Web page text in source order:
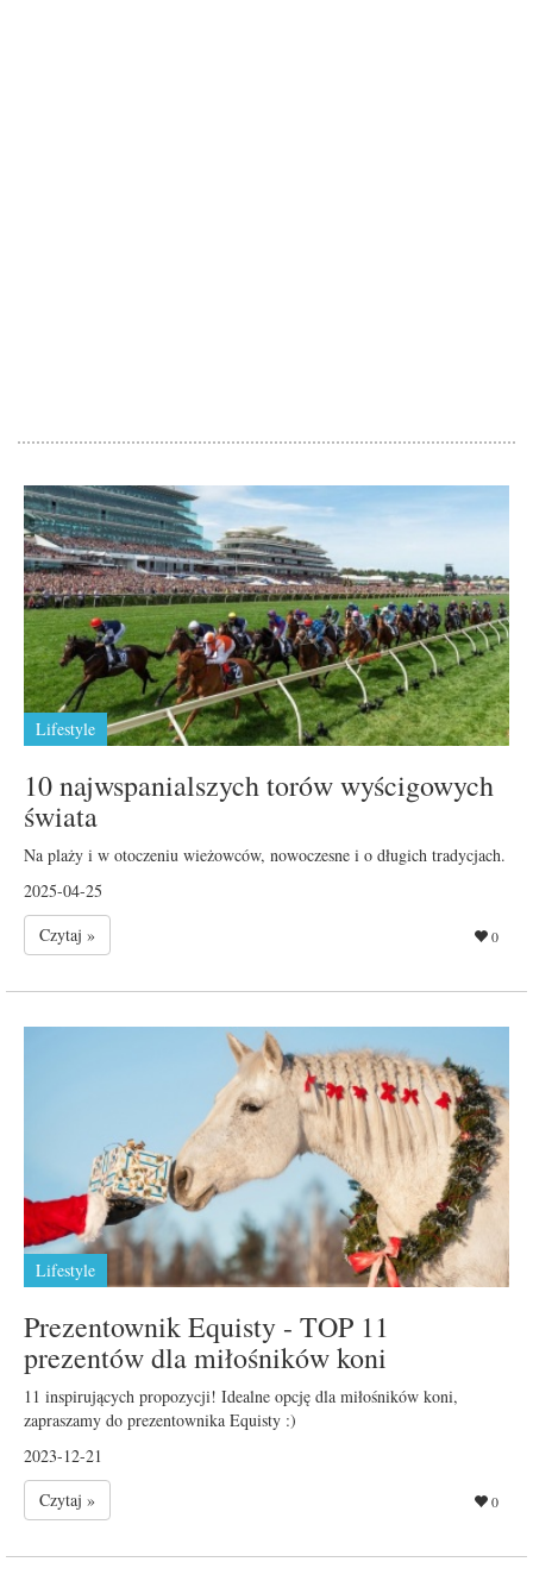
Lifestyle
10 najwspanialszych torów wyścigowych
świata
Na plaży i w otoczeniu wieżowców, nowoczesne i o długich tradycjach.
2025-04-25
Czytaj »
0
Lifestyle
Prezentownik Equisty - TOP 11
prezentów dla miłośników koni
11 inspirujących propozycji! Idealne opcję dla miłośników koni,
zapraszamy do prezentownika Equisty :)
2023-12-21
Czytaj »
0